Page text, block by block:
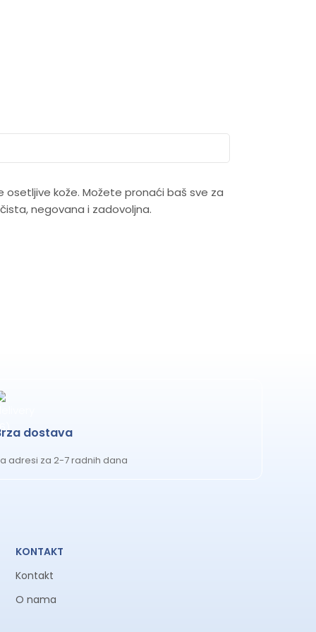
kože. Možete pronaći baš sve za
negovana i zadovoljna.
dostava
adresi za 2-7 radnih dana
KONTAKT
Kontakt
O nama